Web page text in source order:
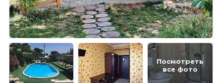
Посмотреть
все фото